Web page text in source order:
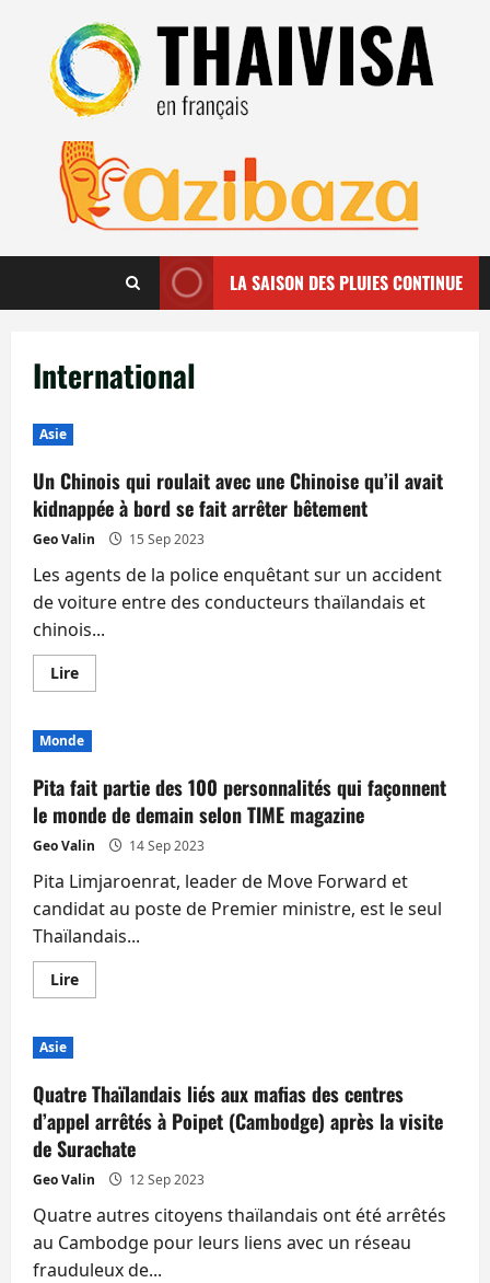
contenu
LA SAISON DES PLUIES CONTINUE
International
Asie
Un Chinois qui roulait avec une Chinoise qu’il avait
kidnappée à bord se fait arrêter bêtement
Geo Valin 15 Sep 2023
Les agents de la police enquêtant sur un accident
de voiture entre des conducteurs thaïlandais et
chinois...
LireEn
savoir
Un
Chinois
roulait
avec
une
Chinoise
qu’il
avait
kidnappée
à
bord
se
fait
arrêter
bêtement
Monde
Pita fait partie des 100 personnalités qui façonnent
le monde de demain selon TIME magazine
Geo Valin 14 Sep 2023
Pita Limjaroenrat, leader de Move Forward et
candidat au poste de Premier ministre, est le seul
Thaïlandais...
LireEn
savoir
des
100
personnalités
qui
façonnent
le
monde
demain
selon
TIME
magazine
Asie
Quatre Thaïlandais liés aux mafias des centres
d’appel arrêtés à Poipet (Cambodge) après la visite
de Surachate
Geo Valin 12 Sep 2023
Quatre autres citoyens thaïlandais ont été arrêtés
au Cambodge pour leurs liens avec un réseau
frauduleux de...